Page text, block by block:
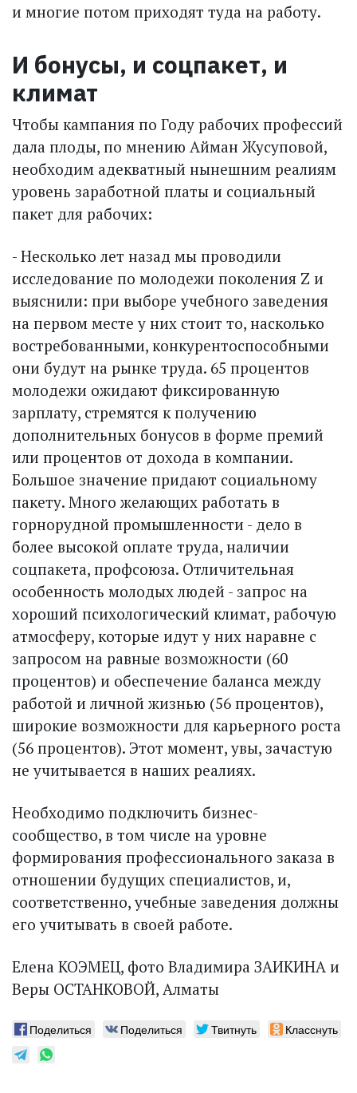
и многие потом приходят туда на работу.
И бонусы, и соцпакет, и
климат
Чтобы кампания по Году рабочих профессий
дала плоды, по мнению Айман Жусуповой,
необходим адекватный нынешним реалиям
уровень заработной платы и социальный
пакет для рабочих:
- Несколько лет назад мы проводили
исследование по молодежи поколения Z и
выяснили: при выборе учебного заведения
на первом месте у них стоит то, насколько
востребованными, конкурентоспособными
они будут на рынке труда. 65 процентов
молодежи ожидают фиксированную
зарплату, стремятся к получению
дополнительных бонусов в форме премий
или процентов от дохода в компании.
Большое значение придают социальному
пакету. Много желающих работать в
горнорудной промышленности - дело в
более высокой оплате труда, наличии
соцпакета, профсоюза. Отличительная
особенность молодых людей - запрос на
хороший психологический климат, рабочую
атмосферу, которые идут у них наравне с
запросом на равные возможности (60
процентов) и обеспечение баланса между
работой и личной жизнью (56 процентов),
широкие возможности для карьерного роста
(56 процентов). Этот момент, увы, зачастую
не учитывается в наших реалиях.
Необходимо подключить бизнес-
сообщество, в том числе на уровне
формирования профессионального заказа в
отношении будущих специалистов, и,
соответственно, учебные заведения должны
его учитывать в своей работе.
Елена КОЭМЕЦ, фото Владимира ЗАИКИНА и
Веры ОСТАНКОВОЙ, Алматы
Поделиться Поделиться Твитнуть Класснуть